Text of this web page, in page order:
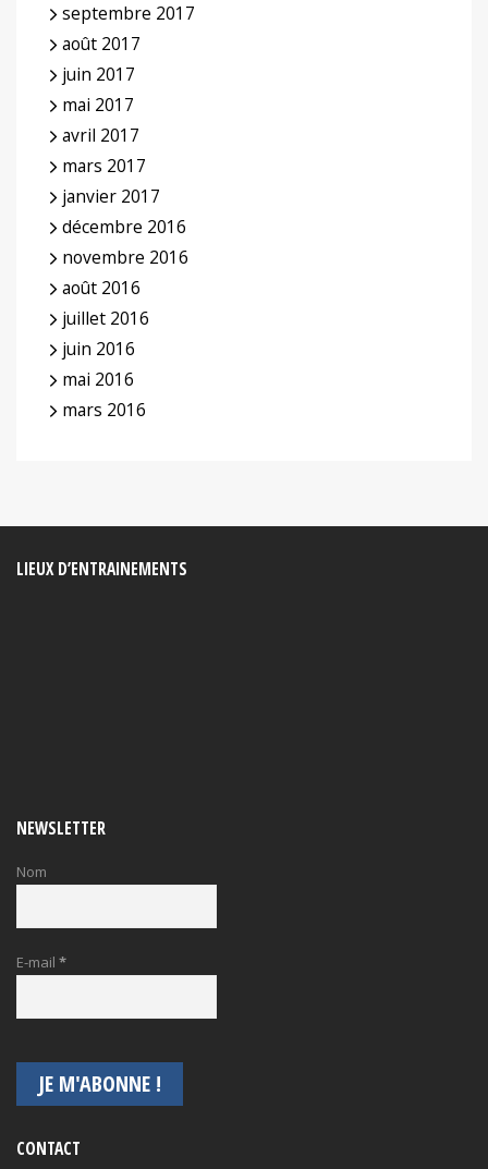
septembre 2017
août 2017
juin 2017
mai 2017
avril 2017
mars 2017
janvier 2017
décembre 2016
novembre 2016
août 2016
juillet 2016
juin 2016
mai 2016
mars 2016
LIEUX D’ENTRAINEMENTS
NEWSLETTER
Nom
E-mail *
CONTACT